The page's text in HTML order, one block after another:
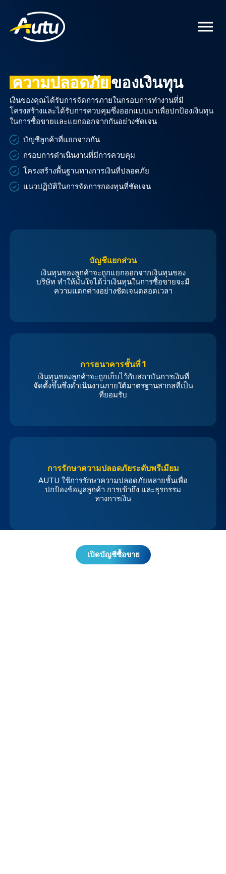
ความปลอดภัยของเงินทุน
เงินของคุณได้รับการจัดการภายในกรอบการทำงานที่มี
โครงสร้างและได้รับการควบคุมซึ่งออกแบบมาเพื่อปกป้องเงินทุน
ในการซื้อขายและแยกออกจากกันอย่างชัดเจน
บัญชีลูกค้าที่แยกจากกัน
กรอบการดำเนินงานที่มีการควบคุม
โครงสร้างพื้นฐานทางการเงินที่ปลอดภัย
แนวปฏิบัติในการจัดการกองทุนที่ชัดเจน
บัญชีแยกส่วน
เงินทุนของลูกค้าจะถูกแยกออกจากเงินทุนของ
บริษัท ทำให้มั่นใจได้ว่าเงินทุนในการซื้อขายจะมี
ความแตกต่างอย่างชัดเจนตลอดเวลา
การธนาคารชั้นที่ 1
เงินทุนของลูกค้าจะถูกเก็บไว้กับสถาบันการเงินที่
จัดตั้งขึ้นซึ่งดำเนินงานภายใต้มาตรฐานสากลที่เป็น
ที่ยอมรับ
การรักษาความปลอดภัยระดับพรีเมียม
AUTU ใช้การรักษาความปลอดภัยหลายชั้นเพื่อ
ปกป้องข้อมูลลูกค้า การเข้าถึง และธุรกรรม
ทางการเงิน
เปิดบัญชีซื้อขาย
วิธีจัดการเงินของคุณ